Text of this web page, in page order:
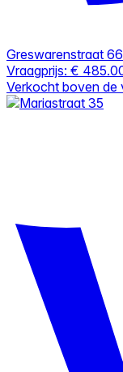
Greswarenstraat 66
Vraagprijs: €
Verkocht boven de